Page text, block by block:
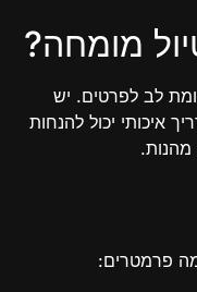
מומחה?
לב לפרטים. יש
איכותי יכול להנחות
מהנות.
פרמטרים: